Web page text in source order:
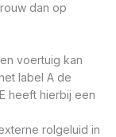
dan op
voertuig kan
label A de
heeft hierbij een
rolgeluid in